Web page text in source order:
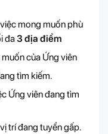
mong muốn phù
đa3 địa điểm
của Ứng viên
tìm kiếm.
Ứng viên đang tìm
trí đang tuyển gấp.